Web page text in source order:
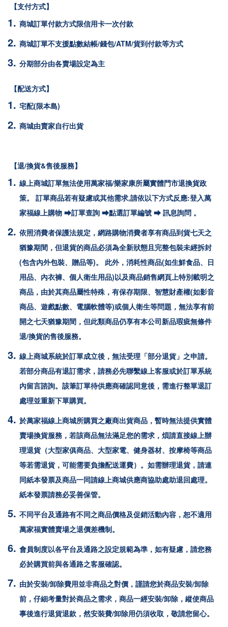
【支付方式】
商城訂單付款方式限信用卡一次付款
商城訂單不支援點數結帳/錢包/ATM/貨到付款等方式
分期部分由各賣場設定為主
【配送方式】
宅配(限本島)
商城由賣家自行出貨
【退/換貨&售後服務】
線上商城訂單無法使用萬家福/樂家康所屬實體門市退換貨政
策。 訂單商品若有疑慮或其他需求,請依以下方式反應:登入萬
家福線上購物 ⮕訂單查詢 ⮕點選訂單編號 ⮕ 訊息詢問 。
依照消費者保護法規定，網路購物消費者享有商品到貨七天之
猶豫期間，但退貨的商品必須為全新狀態且完整包裝未經拆封
(包含內外包裝、贈品等)。 此外，消耗性商品(如生鮮食品、日
用品、內衣褲、個人衛生用品)以及商品銷售網頁上特別載明之
商品，由於其商品屬性特殊，有保存期限、智慧財產權(如影音
商品、遊戲點數、電腦軟體等)或個人衛生等問題，無法享有前
開之七天猶豫期間，但此類商品仍享有本公司新品瑕疵無條件
退/換貨的售後服務。
線上商城系統於訂單成立後，無法受理「部分退貨」之申請。
若部分商品有退訂需求，請務必先聯繫線上客服或於訂單系統
內留言諮詢。該筆訂單待供應商確認同意後，需進行整單退訂
處理並重新下單購買。
於萬家福線上商城所購買之廠商出貨商品，暫時無法提供實體
賣場換貨服務，若該商品無法滿足您的需求，煩請直接線上辦
理退貨（大型家俱商品、大型家電、健身器材、按摩椅等商品
等若需退貨，可能需要負擔配送運費）。如需辦理退貨，請連
同紙本發票及商品一同請線上商城供應商協助處助退回處理。
紙本發票請務必妥善保管。
不同平台及通路有不同之商品價格及促銷活動內容，恕不適用
萬家福實體賣場之退價差機制。
會員制度以各平台及通路之設定規範為準，如有疑慮，請您務
必於購買前與各通路之客服確認。
由於安裝/卸除費用並非商品之對價，謹請您於商品安裝/卸除
前，仔細考量對於商品之需求，商品一經安裝/卸除，縱使商品
事後進行退貨退款，然安裝費/卸除用仍須收取，敬請您留心。